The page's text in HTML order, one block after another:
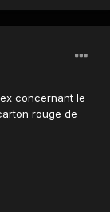
concernant le
rouge de